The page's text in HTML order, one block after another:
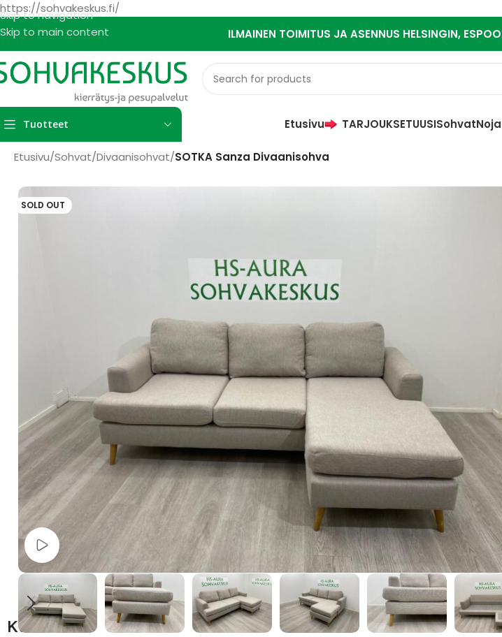
https://sohvakeskus.fi/
Skip to navigation
Skip to main content
ILMAINEN TOIMITUS JA ASENNUS HELSINGIN,
Tuotteet Etusivu TARJOUKSETUUSISohvat
Etusivu/Sohvat/Divaanisohvat/SOTKA Sanza Divaanisohva
SOLD OUT
Watch video
Kuvaus